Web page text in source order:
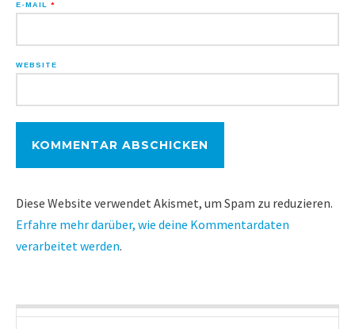
E-MAIL *
WEBSITE
Diese Website verwendet Akismet, um Spam zu reduzieren.
Erfahre mehr darüber, wie deine Kommentardaten
verarbeitet werden.